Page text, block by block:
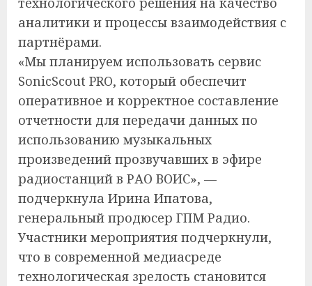
аналитики и процессы взаимодействия с
партнёрами.
«Мы планируем использовать сервис
SonicScout PRO, который обеспечит
оперативное и корректное составление
отчетности для передачи данных по
использованию музыкальных
произведений прозвучавших в эфире
радиостанций в РАО ВОИС», —
подчеркнула Ирина Ипатова,
генеральный продюсер ГПМ Радио.
Участники мероприятия подчеркнули,
что в современной медиасреде
технологическая зрелость становится